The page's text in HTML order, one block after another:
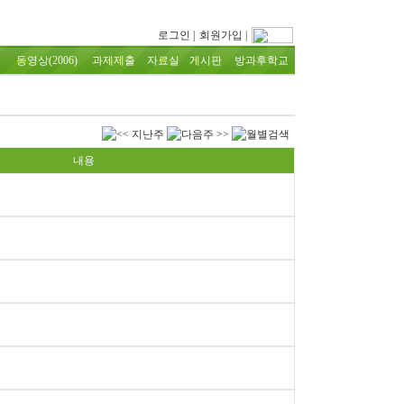
로그인 회원가입
동영상(2006)
과제제출 자료실 게시판 방과후학교
내용